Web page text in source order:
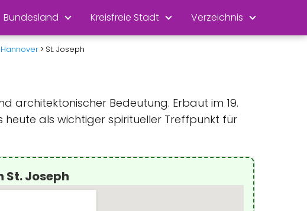
Bundesland Kreisfreie Stadt Verzeichnis
St. Joseph
architektonischer Bedeutung. Erbaut im 19.
als wichtiger spiritueller Treffpunkt für
St. Joseph